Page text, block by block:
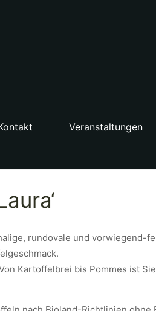
Veranstaltungen
rundovale und vorwiegend-
Kartoffelbrei bis Pommes ist